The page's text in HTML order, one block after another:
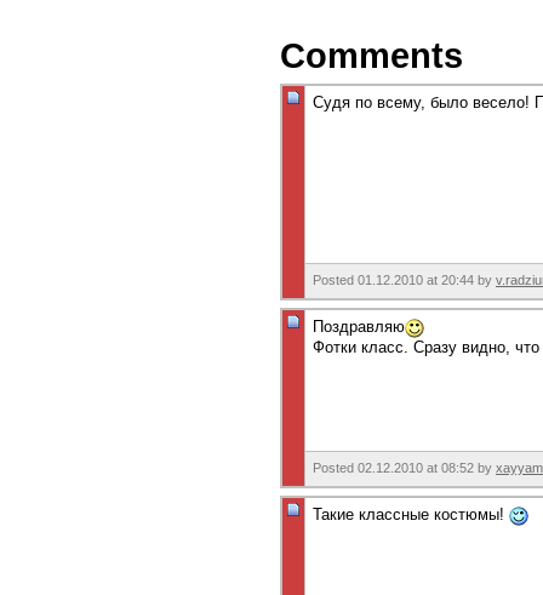
Comments
Судя по всему, было
Posted 01.12.2010 at 20:44 by
Поздравляю
Фотки класс. Сразу видно,
Posted 02.12.2010 at 08:52 by xayyam
Такие классные костюмы!